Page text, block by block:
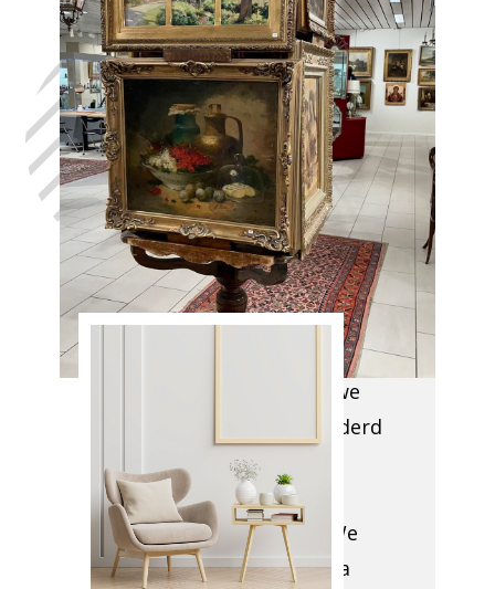
Laat uw huis
leegmaken
Beert, in het
volste
vertrouwen,
met de hulp
van Antiek
Opkoper Beert
Aangekomen op uw
locatie, evalueren we
grondig wat verwijderd
dient te worden en
bekijken de
toegankelijkheid. We
beoordelen of extra